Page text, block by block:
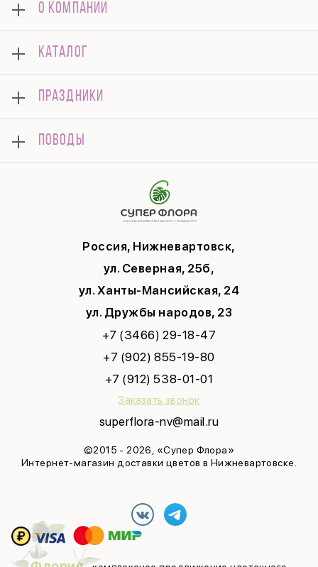
Россия, Нижневартовск,
ул. Северная, 25б,
ул. Ханты-Мансийская, 24
ул. Дружбы народов, 23
+7 (3466) 29-18-47
+7 (902) 855-19-80
+7 (912) 538-01-01
Заказать звонок
superflora-nv@mail.ru
©2015 - 2026, «Супер Флора»
Интернет-магазин доставки цветов в Нижневартовске.
О КОМПАНИИ
Оплата
Отзывы
Гарантии
Доставка
Корпоративным клиентам
Вопросы и ответы
Политика конфиденциальности
Соглашение на рекламу
КАТАЛОГ
Розы
Композиции
Комнатные
Подарки
Открытки
ПРАЗДНИКИ
14 февраля
День Матери
ПОВОДЫ